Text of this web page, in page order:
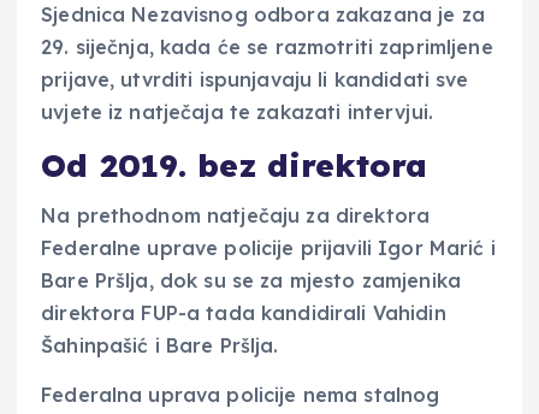
Sjednica Nezavisnog odbora zakazana je za
29. siječnja, kada će se razmotriti zaprimljene
prijave, utvrditi ispunjavaju li kandidati sve
uvjete iz natječaja te zakazati intervjui.
Od 2019. bez direktora
Na prethodnom natječaju za direktora
Federalne uprave policije prijavili Igor Marić i
Bare Pršlja, dok su se za mjesto zamjenika
direktora FUP-a tada kandidirali Vahidin
Šahinpašić i Bare Pršlja.
Federalna uprava policije nema stalnog